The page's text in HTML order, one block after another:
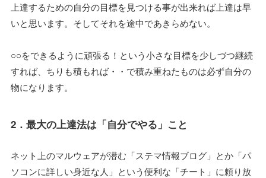
上達するための自分の目標を見つける事が出来れば上達は早
いと思います。そしてそれを途中であきらめない。
○○をできるように頑張る！という小さな目標を少しづつ継続
すれば、ちりも積もれば・・で積み重ねたものは必ず自分の
物になります。
2．最大の上達法は「自分でやる」こと
ネット上のマルウェアが潜む「ステマ情報ブログ」とか「パ
ソコンに詳しい身近な人」という便利な「チート」に頼り放